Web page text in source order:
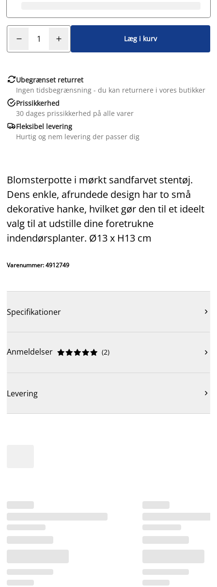
Læg i kurv
Ubegrænset returret
Ingen tidsbegrænsning - du kan returnere i vores butikker
Prissikkerhed
30 dages prissikkerhed på alle varer
Fleksibel levering
Hurtig og nem levering der passer dig
Blomsterpotte i mørkt sandfarvet stentøj.
Dens enkle, afrundede design har to små
dekorative hanke, hvilket gør den til et ideelt
valg til at udstille dine foretrukne
indendørsplanter. Ø13 x H13 cm
Varenummer: 4912749
Specifikationer 
Anmeldelser 




 (2) 
Levering 